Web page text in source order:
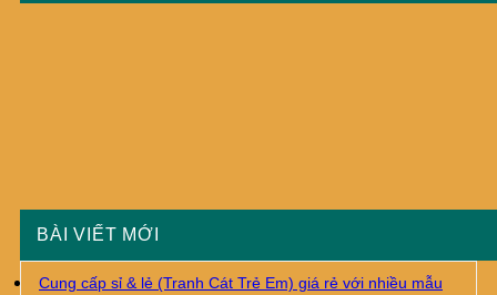
BÀI VIẾT MỚI
Cung cấp sỉ & lẻ (Tranh Cát Trẻ Em) giá rẻ với nhiều mẫu